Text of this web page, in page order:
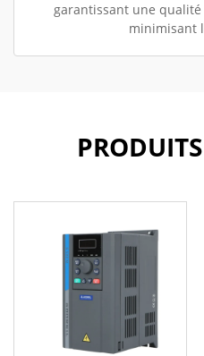
garantissant une
minimisant